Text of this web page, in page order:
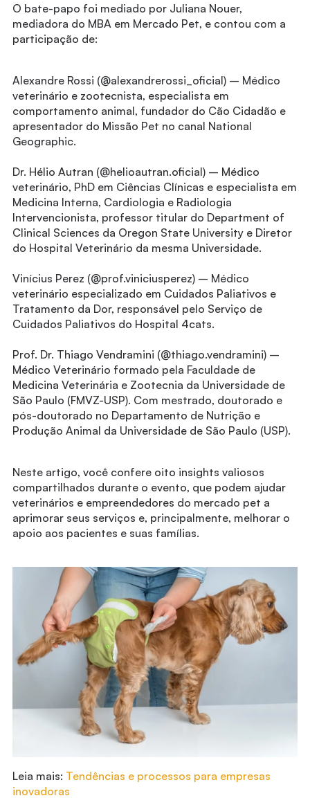
O bate-papo foi mediado por Juliana Nouer,
mediadora do MBA em Mercado Pet, e contou com a
participação de:
Alexandre Rossi (@alexandrerossi_oficial) – Médico
veterinário e zootecnista, especialista em
comportamento animal, fundador do Cão Cidadão e
apresentador do Missão Pet no canal National
Geographic.
Dr. Hélio Autran (@helioautran.oficial) – Médico
veterinário, PhD em Ciências Clínicas e especialista em
Medicina Interna, Cardiologia e Radiologia
Intervencionista, professor titular do Department of
Clinical Sciences da Oregon State University e Diretor
do Hospital Veterinário da mesma Universidade.
Vinícius Perez (@prof.viniciusperez) – Médico
veterinário especializado em Cuidados Paliativos e
Tratamento da Dor, responsável pelo Serviço de
Cuidados Paliativos do Hospital 4cats.
Prof. Dr. Thiago Vendramini (@thiago.vendramini) –
Médico Veterinário formado pela Faculdade de
Medicina Veterinária e Zootecnia da Universidade de
São Paulo (FMVZ-USP). Com mestrado, doutorado e
pós-doutorado no Departamento de Nutrição e
Produção Animal da Universidade de São Paulo (USP).
Neste artigo, você confere oito insights valiosos
compartilhados durante o evento, que podem ajudar
veterinários e empreendedores do mercado pet a
aprimorar seus serviços e, principalmente, melhorar o
apoio aos pacientes e suas famílias.
Leia mais: Tendências e processos para empresas
inovadoras